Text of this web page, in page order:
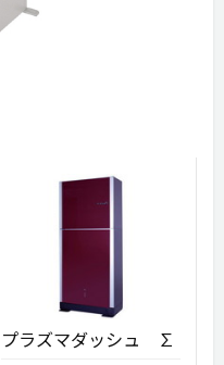
プラズマダッシュ ∑